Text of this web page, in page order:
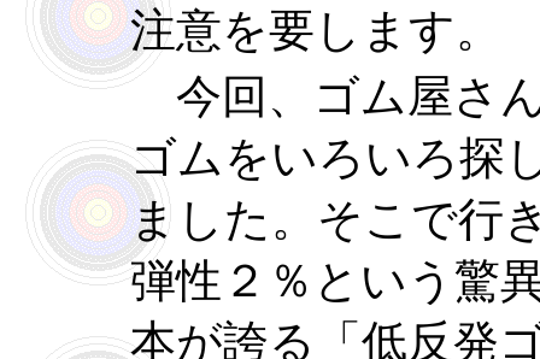
注意を要します。
今回、ゴム屋さ
ゴムをいろいろ探
ました。そこで行
弾性２％という驚
本が誇る「低反発